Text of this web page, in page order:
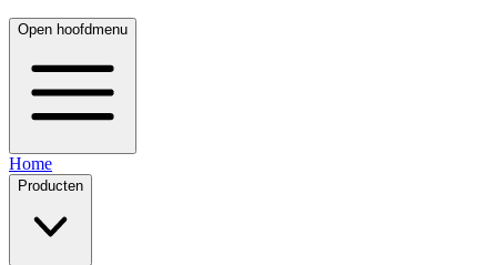
Open hoofdmenu
Home
Producten